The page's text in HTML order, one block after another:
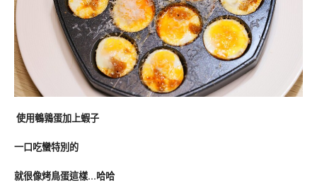
使用鵪鶉蛋加上蝦子
一口吃蠻特別的
就很像烤鳥蛋這樣…哈哈